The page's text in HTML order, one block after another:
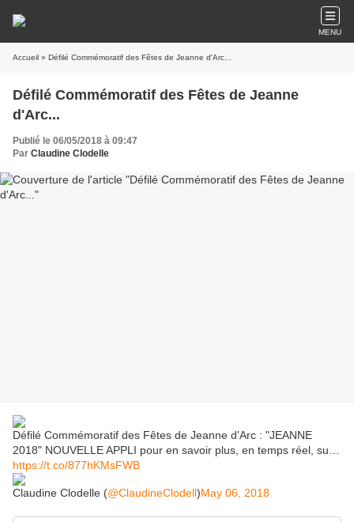
MENU
Accueil » Défilé Commémoratif des Fêtes de Jeanne d'Arc...
Défilé Commémoratif des Fêtes de Jeanne
d'Arc...
Publié le 06/05/2018 à 09:47
Par Claudine Clodelle
Défilé Commémoratif des Fêtes de Jeanne d'Arc : "JEANNE
2018" NOUVELLE APPLI pour en savoir plus, en temps réel, su…
https://t.co/877hKMsFWB
Claudine Clodelle (@ClaudineClodell)May 06, 2018